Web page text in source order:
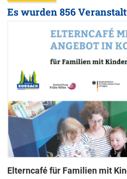
Es wurden 856
Elterncafé für Familien mit